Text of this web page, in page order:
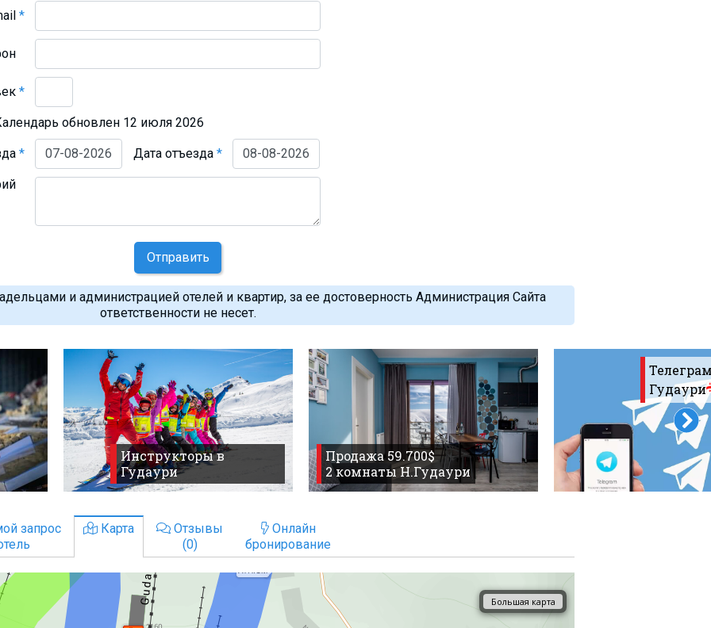
*
*
обновлен 12 июля 2026
* Дата отъезда*
Отправить
и администрацией отелей и квартир, за ее достоверность Администрация Сайта
ответственности не несет.
Инструкторы в
Гудаури
Продажа 59.700$
2 комнаты Н.Гудаури
Гудаури
запрос
Карта
Отзывы
(0)
Онлайн
бронирование